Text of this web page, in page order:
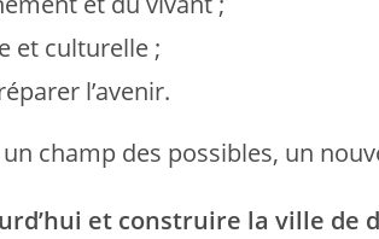
et culturelle ;
l’avenir.
champ des possibles, un
et construire la ville de